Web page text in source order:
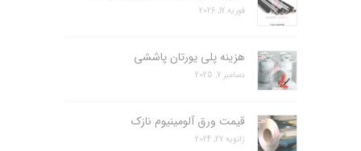
فوریه 17, 2026
هزینه پلی یورتان پاششی
دسامبر 7, 2025
قیمت ورق آلومینیوم نازک
ژانویه 27, 2024